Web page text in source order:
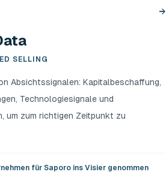
→
SELLING
Absichtssignalen: Kapitalbeschaffung,
Technologiesignale und
um zum richtigen Zeitpunkt zu
für Saporo ins Visier genommen